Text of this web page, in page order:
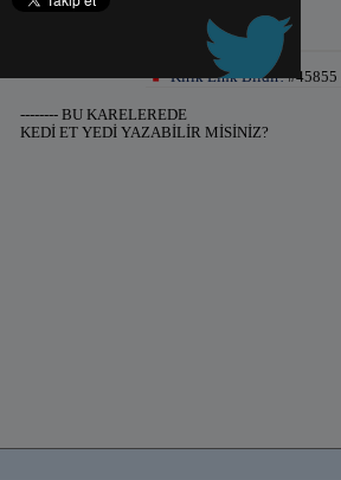
Kırık Link Bildir!#45855
-------- BU KARELEREDE
KEDİ ET YEDİ YAZABİLİR MİSİNİZ?